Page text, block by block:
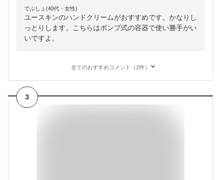
でぶしょ(40代・女性)
ユースキンのハンドクリームがおすすめです。かなりし
っとりします。こちらはポンプ式の容器で使い勝手がい
いですよ。
全てのおすすめコメント（2件）
3